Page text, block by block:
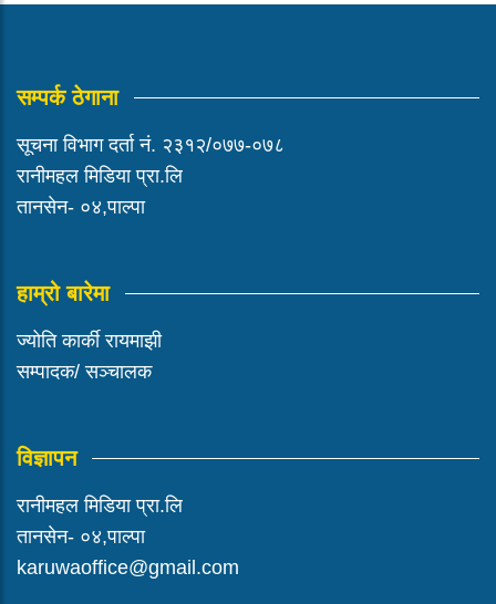
सम्पर्क ठेगाना
सूचना विभाग दर्ता नं. २३१२/०७७-०७८
रानीमहल मिडिया प्रा.लि
तानसेन- ०४,पाल्पा
हाम्रो बारेमा
ज्योति कार्की रायमाझी
सम्पादक/ सञ्चालक
विज्ञापन
रानीमहल मिडिया प्रा.लि
तानसेन- ०४,पाल्पा
karuwaoffice@gmail.com